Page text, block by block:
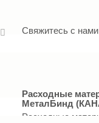
Свяжитесь с нами
Расходные
МеталБинд
Расходные